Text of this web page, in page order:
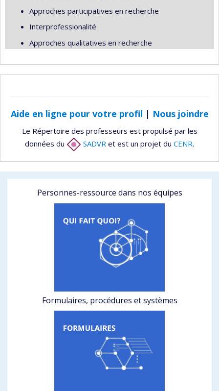
Approches participatives en recherche
Interprofessionalité
Approches qualitatives en recherche
Aide en ligne pour votre profil | Nous joindre
Le Répertoire des professeurs est propulsé par les
données du
SADVR et est un projet du CENR.
Personnes-ressource dans nos équipes
Formulaires, procédures et systèmes